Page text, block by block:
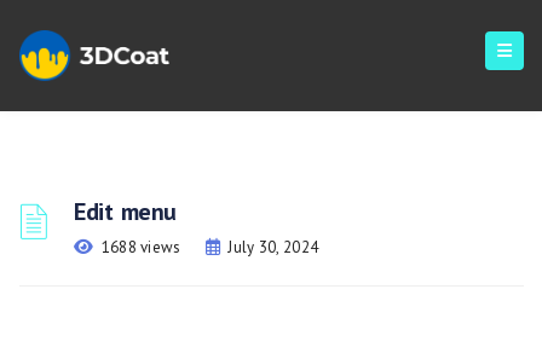
Edit menu
1688 views July 30, 2024